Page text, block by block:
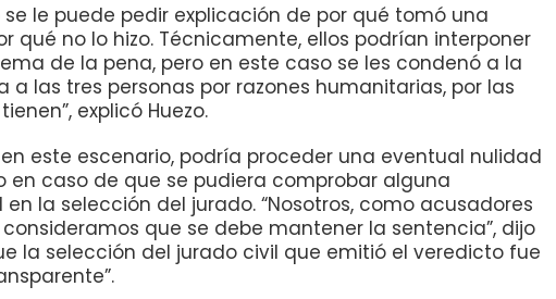
se le puede pedir explicación de por qué tomó una
qué no lo hizo. Técnicamente, ellos podrían interponer
de la pena, pero en este caso se les condenó a la
a las tres personas por razones humanitarias, por las
explicó Huezo.
este escenario, podría proceder una eventual nulidad
en caso de que se pudiera comprobar alguna
la selección del jurado. “Nosotros, como acusadores
que se debe mantener la sentencia”, dijo
la selección del jurado civil que emitió el veredicto fue